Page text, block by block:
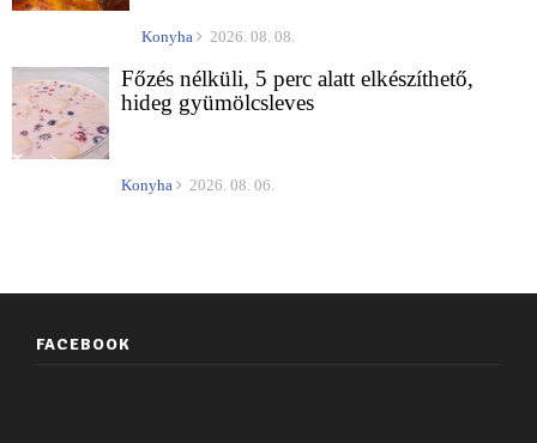
Konyha 2026. 08. 08.
Főzés nélküli, 5 perc alatt elkészíthető,
hideg gyümölcsleves
Konyha 2026. 08. 06.
FACEBOOK